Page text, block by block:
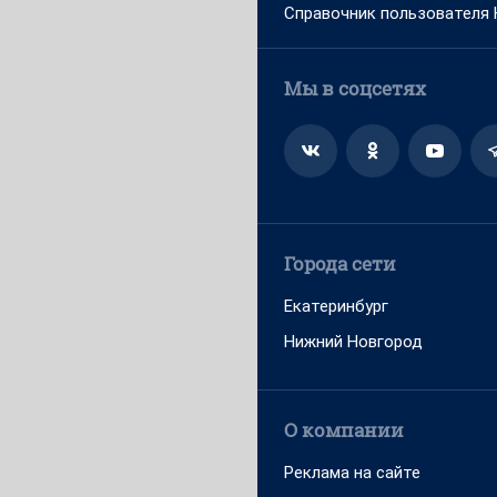
Справочник пользователя
Мы в соцсетях
Города сети
Екатеринбург
Нижний Новгород
О компании
Реклама на сайте